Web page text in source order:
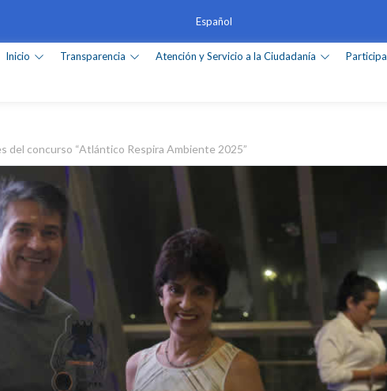
Inicio Transparencia Atención y Servicio a la Ciudadanía Participa
del concurso “Atlántico Respira Ambiente 2025”